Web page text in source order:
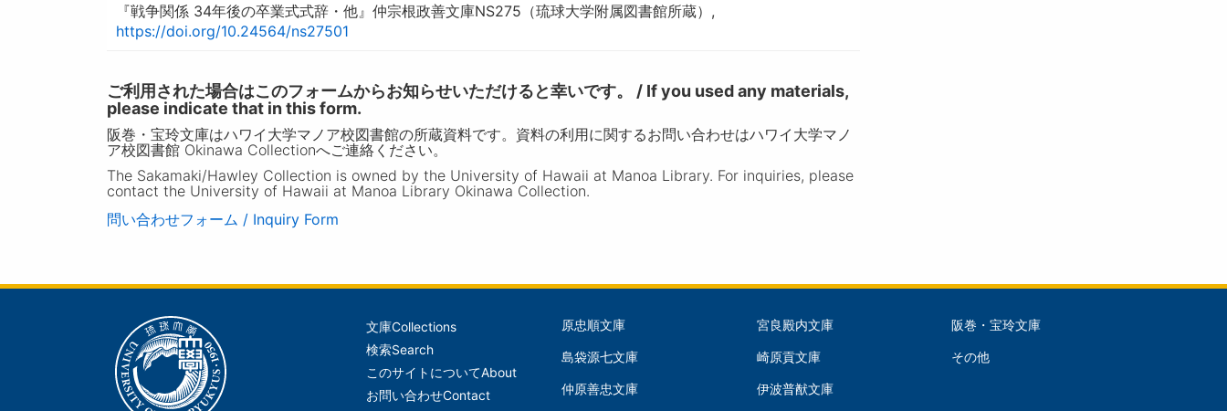
『戦争関係 34年後の卒業式式辞・他』仲宗根政善文庫NS275（琉球大学附属図書館所蔵）,
https://doi.org/10.24564/ns27501
ご利用された場合はこのフォームからお知らせいただけると幸いです。 / If you used any materials,
please indicate that in this form.
阪巻・宝玲文庫はハワイ大学マノア校図書館の所蔵資料です。資料の利用に関するお問い合わせはハワイ大学マノ
ア校図書館 Okinawa Collectionへご連絡ください。
The Sakamaki/Hawley Collection is owned by the University of Hawaii at Manoa Library. For inquiries, please
contact the University of Hawaii at Manoa Library Okinawa Collection.
問い合わせフォーム / Inquiry Form
メ
イ
ン
文庫Collections
検索Search
このサイトについてAbout
お問い合わせContact
文
(Left)
原忠順文庫
島袋源七文庫
仲原善忠文庫
文
(Middle)
宮良殿内文庫
崎原貢文庫
伊波普猷文庫
文
庫
阪巻・宝玲文庫
その他